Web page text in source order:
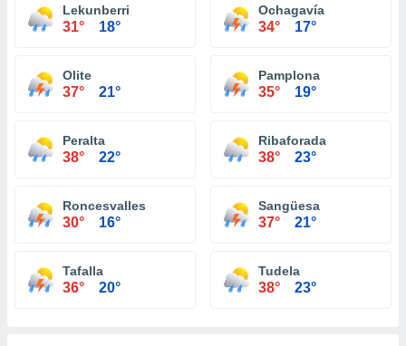
Lekunberri
31° 18°
Ochagavía
34° 17°
Olite
37° 21°
Pamplona
35° 19°
Peralta
38° 22°
Ribaforada
38° 23°
Roncesvalles
30° 16°
Sangüesa
37° 21°
Tafalla
36° 20°
Tudela
38° 23°